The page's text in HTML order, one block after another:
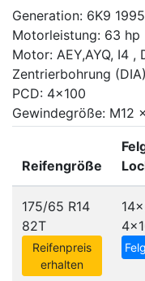
Generation: 6K9
Motorleistung: 63 hp
Motor: AEY,AYQ, I4 ,
Zentrierbohrung
PCD: 4x100
Gewindegröße: M12
Reifengröße
175/65 R14
82T
Reifenpreis
erhalten